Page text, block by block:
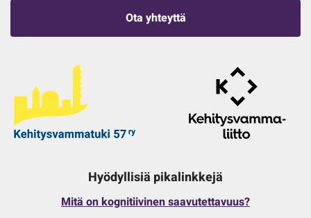
Ota yhteyttä
Hyödyllisiä pikalinkkejä
Mitä on kognitiivinen saavutettavuus?